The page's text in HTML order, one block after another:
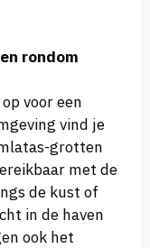
rondom
voor een
vind je
grotten
met de
de kust of
in de haven
ook het